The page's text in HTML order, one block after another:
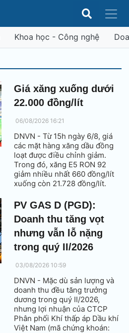
Khoa học - Công nghệ
Giá xăng xuống dưới
22.000 đồng/lít
06/08/2026 16:21
DNVN - Từ 15h ngày 6/8, giá
các mặt hàng xăng dầu đồng
loạt được điều chỉnh giảm.
Trong đó, xăng E5 RON 92
giảm nhiều nhất 660 đồng/lít
xuống còn 21.728 đồng/lít.
PV GAS D (PGD):
Doanh thu tăng vọt
nhưng vẫn lỗ nặng
trong quý II/2026
03/08/2026 10:59
DNVN - Mặc dù sản lượng và
doanh thu đều tăng trưởng
dương trong quý II/2026,
nhưng lợi nhuận của CTCP
Phân phối Khí thấp áp Dầu khí
Việt Nam (mã chứng khoán: